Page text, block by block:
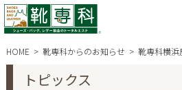
HOME 靴専科からのお知らせ 靴専科横浜
トピックス